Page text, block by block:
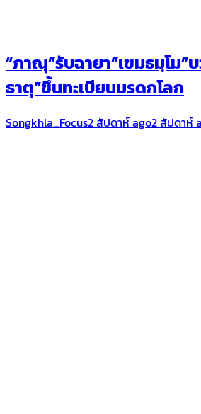
“ภาณุ”รับฉายา​”เขมธมฺโม”
ธาตุ”ขึ้นทะเบียนมรดกโลก
Songkhla_Focus2 สัปดาห์ ago2 สัปดาห์